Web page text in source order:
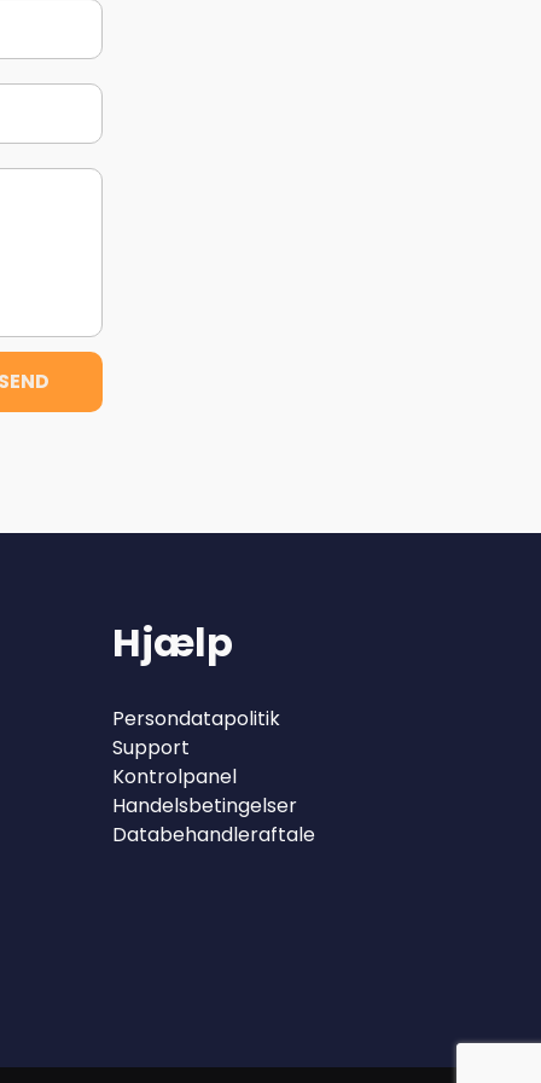
Hjælp
Persondatapolitik
Support
Kontrolpanel
Handelsbetingelser
Databehandleraftale